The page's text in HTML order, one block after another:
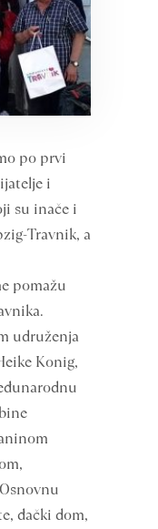
po prvi
i
su inače i
Travnik, a
pomažu
udruženja
Konig,
đački dom,